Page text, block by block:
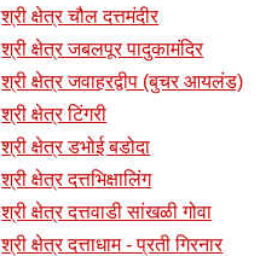
श्री क्षेत्र चौल दत्तमंदीर
श्री क्षेत्र जबलपूर पादुकामंदिर
श्री क्षेत्र जवाहरद्वीप (बुचर आयलंड)
श्री क्षेत्र टिंगरी
श्री क्षेत्र डभोई बडोदा
श्री क्षेत्र दत्तभिक्षालिंग
श्री क्षेत्र दत्तवाडी सांखळी गोवा
श्री क्षेत्र दत्ताधाम - प्रती गिरनार